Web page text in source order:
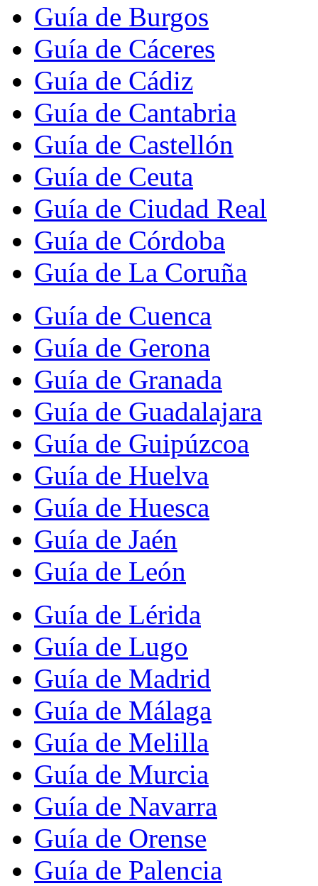
Guía de Burgos
Guía de Cáceres
Guía de Cádiz
Guía de Cantabria
Guía de Castellón
Guía de Ceuta
Guía de Ciudad Real
Guía de Córdoba
Guía de La Coruña
Guía de Cuenca
Guía de Gerona
Guía de Granada
Guía de Guadalajara
Guía de Guipúzcoa
Guía de Huelva
Guía de Huesca
Guía de Jaén
Guía de León
Guía de Lérida
Guía de Lugo
Guía de Madrid
Guía de Málaga
Guía de Melilla
Guía de Murcia
Guía de Navarra
Guía de Orense
Guía de Palencia